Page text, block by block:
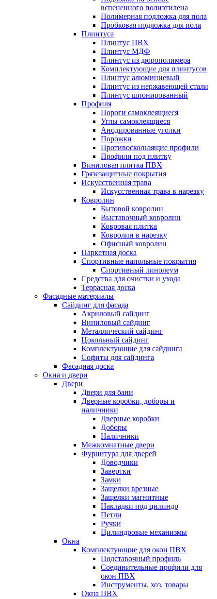
вспененного полиэтилена
Полимерная подложка для пола
Пробковая подложка для пола
Плинтуса
Плинтус ПВХ
Плинтус МДФ
Плинтус из дюрополимера
Комплектующие для плинтусов
Плинтус алюминиевый
Плинтус из нержавеющей стали
Плинтус шпонированный
Профиля
Пороги самоклеящиеся
Углы самоклеящиеся
Анодированные уголки
Порожки
Противоскользящие профили
Профили под плитку
Виниловая плитка ПВХ
Грязезащитные покрытия
Искусственная трава
Искусственная трава в нарезку
Ковролин
Бытовой ковролин
Выставочный ковролин
Ковровая плитка
Ковролин в нарезку
Офисный ковролин
Паркетная доска
Спортивные напольные покрытия
Спортивный линолеум
Средства для очистки и ухода
Террасная доска
Фасадные материалы
Сайдинг для фасада
Акриловый сайдинг
Виниловый сайдинг
Металлический сайдинг
Цокольный сайдинг
Комплектующие для сайдинга
Софиты для сайдинга
Фасадная доска
Окна и двери
Двери
Двери для бани
Дверные коробки, доборы и
наличники
Дверные коробки
Доборы
Наличники
Межкомнатные двери
Фурнитура для дверей
Доводчики
Завертки
Замки
Защелки врезные
Защелки магнитные
Накладки под цилиндр
Петли
Ручки
Цилиндровые механизмы
Окна
Комплектующие для окон ПВХ
Подставочный профиль
Соединительные профили для
окон ПВХ
Инструменты, хоз. товары
Окна ПВХ